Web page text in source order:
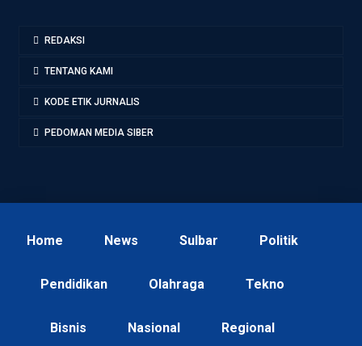
REDAKSI
TENTANG KAMI
KODE ETIK JURNALIS
PEDOMAN MEDIA SIBER
Home News Sulbar Politik
Pendidikan Olahraga Tekno
Bisnis Nasional Regional